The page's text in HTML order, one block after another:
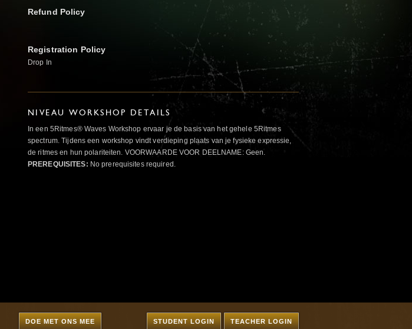
Refund Policy
Registration Policy
Drop In
NIVEAU WORKSHOP DETAILS
In een 5Ritmes® Waves Workshop ervaar je de basis van het gehele 5Ritmes
spectrum. Tijdens een workshop vindt verdieping plaats van je fysieke expressie,
de ritmes en hun polariteiten. VOORWAARDE VOOR DEELNAME: Geen.
PREREQUISITES: No prerequisites required.
DOE MET ONS MEE TEACHER LOGIN
STUDENT LOGIN